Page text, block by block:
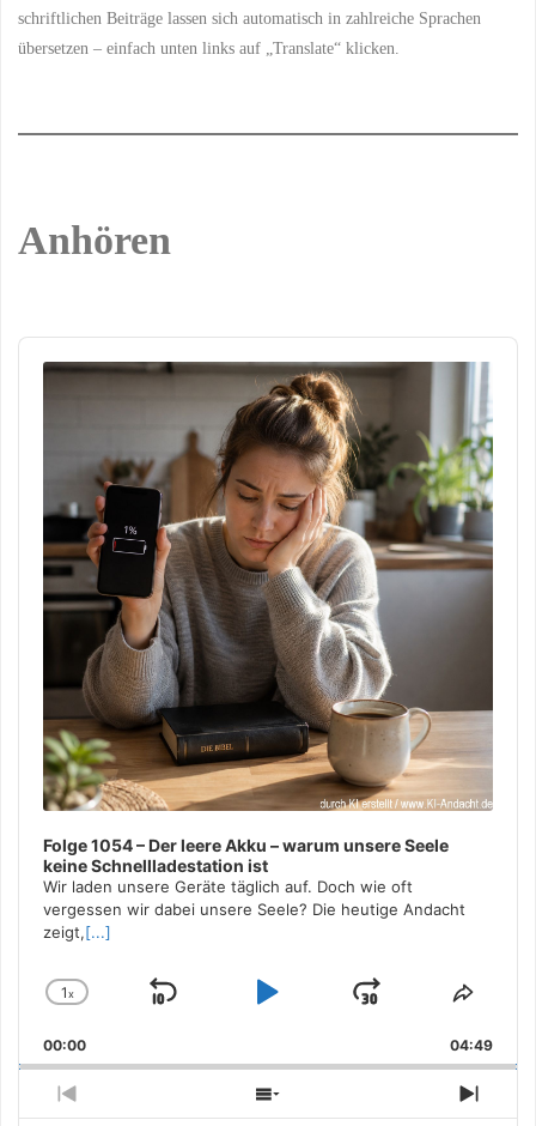
schriftlichen Beiträge lassen sich automatisch in zahlreiche Sprachen
übersetzen – einfach unten links auf „Translate“ klicken.
Anhören
Audio
Player
Folge 1054 – Der leere Akku – warum unsere Seele
keine Schnellladestation ist
Wir laden unsere Geräte täglich auf. Doch wie oft
vergessen wir dabei unsere Seele? Die heutige Andacht
zeigt,[...]
Change
Rate
1x
Skip
Play
Jump
Forward
Share
00:00 04:49
Previous
Show
Next